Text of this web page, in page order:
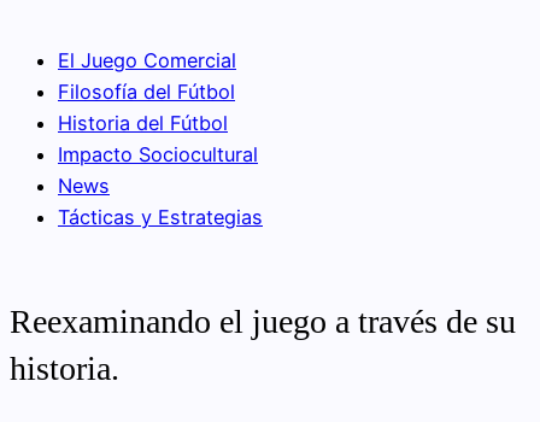
El Juego Comercial
Filosofía del Fútbol
Historia del Fútbol
Impacto Sociocultural
News
Tácticas y Estrategias
Reexaminando el juego a través de su
historia.